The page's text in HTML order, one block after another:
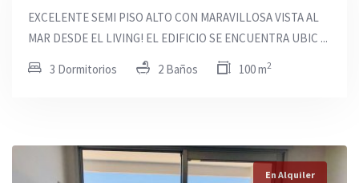
EXCELENTE SEMI PISO ALTO CON MARAVILLOSA VISTA AL
MAR DESDE EL LIVING! EL EDIFICIO SE ENCUENTRA UBIC ...
3 Dormitorios 2 Baños 100 m2
En Alquiler